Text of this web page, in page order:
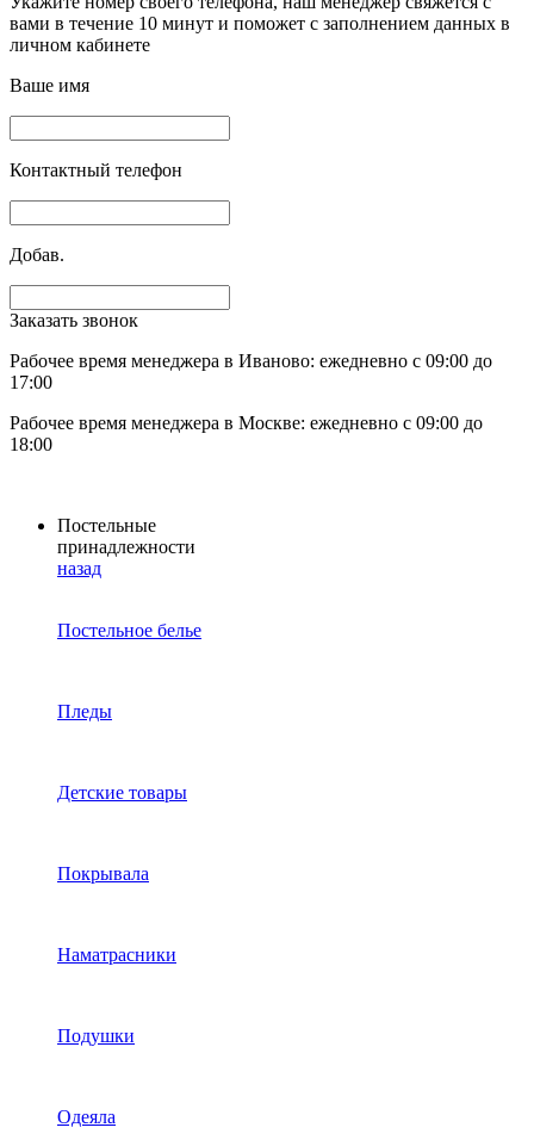
вами в течение 10 минут и поможет с заполнением данных в
личном кабинете
Ваше имя
Контактный телефон
Добав.
Заказать звонок
Рабочее время менеджера в Иваново: ежедневно с 09:00 до
17:00
Рабочее время менеджера в Москве: ежедневно с 09:00 до
18:00
Постельные
принадлежности
назад
Постельное белье
Пледы
Детские товары
Покрывала
Наматрасники
Подушки
Одеяла